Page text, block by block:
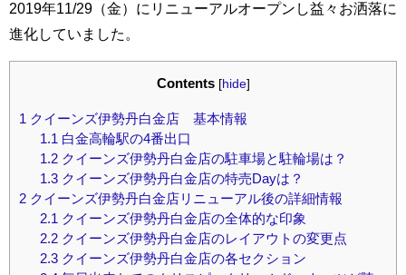
2019年11/29（金）にリニューアルオープンし益々お洒落に
進化していました。
Contents [hide]
1 クイーンズ伊勢丹白金店 基本情報
1.1 白金高輪駅の4番出口
1.2クイーンズ伊勢丹白金店の駐車場と駐輪場は？
1.3クイーンズ伊勢丹白金店の特売Dayは？
2 クイーンズ伊勢丹白金店リニューアル後の詳細情報
2.1 クイーンズ伊勢丹白金店の全体的な印象
2.2クイーンズ伊勢丹白金店のレイアウトの変更点
2.3クイーンズ伊勢丹白金店の各セクション